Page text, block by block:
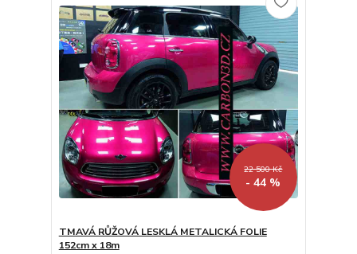
22 500 Kč
- 44 %
TMAVÁ RŮŽOVÁ LESKLÁ METALICKÁ FOLIE
152cm x 18m